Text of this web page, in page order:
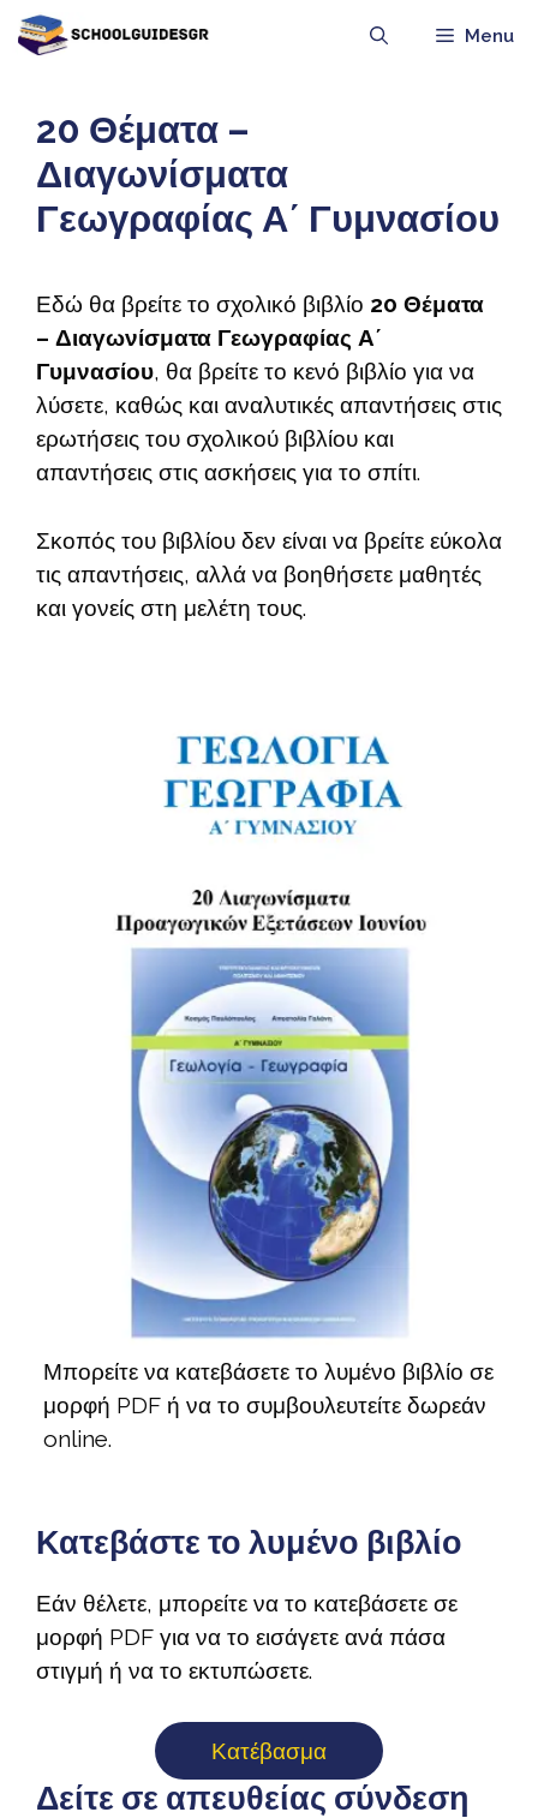
Μετάβαση
σε
Menu
20 Θέματα –
Διαγωνίσματα
Γεωγραφίας Α΄ Γυμνασίου
Εδώ θα βρείτε το σχολικό βιβλίο 20 Θέματα
– Διαγωνίσματα Γεωγραφίας Α΄
Γυμνασίου, θα βρείτε το κενό βιβλίο για να
λύσετε, καθώς και αναλυτικές απαντήσεις στις
ερωτήσεις του σχολικού βιβλίου και
απαντήσεις στις ασκήσεις για το σπίτι.
Σκοπός του βιβλίου δεν είναι να βρείτε εύκολα
τις απαντήσεις, αλλά να βοηθήσετε μαθητές
και γονείς στη μελέτη τους.
Μπορείτε να κατεβάσετε το λυμένο βιβλίο σε
μορφή PDF ή να το συμβουλευτείτε δωρεάν
online.
Κατεβάστε το λυμένο βιβλίο
Εάν θέλετε, μπορείτε να το κατεβάσετε σε
μορφή PDF για να το εισάγετε ανά πάσα
στιγμή ή να το εκτυπώσετε.
Κατέβασμα
Δείτε σε απευθείας σύνδεση